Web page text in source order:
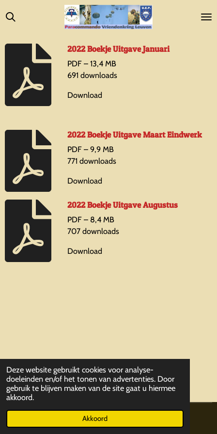
Deze website gebruikt cookies voor analyse-
doeleinden en/of het tonen van advertenties. Door
gebruik te blijven maken van de site gaat u hiermee
akkoord.
Akkoord
Ga
direct
de
hoofdinhoud
2022 Boekje Uitgave Januari
PDF – 13,4 MB
691 downloads
Download
2022 Boekje Uitgave Maart Eindwerk
PDF – 9,9 MB
771 downloads
Download
2022 Boekje Uitgave Augustus
PDF – 8,4 MB
707 downloads
Download
© 2019 - 2026 ParaCommandoVriendenkringLeuven